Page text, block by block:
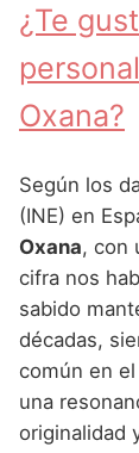
¿Te
Oxana?
Según los
(INE) en
Oxana, con
cifra nos
sabido
décadas,
común en
una
originalidad